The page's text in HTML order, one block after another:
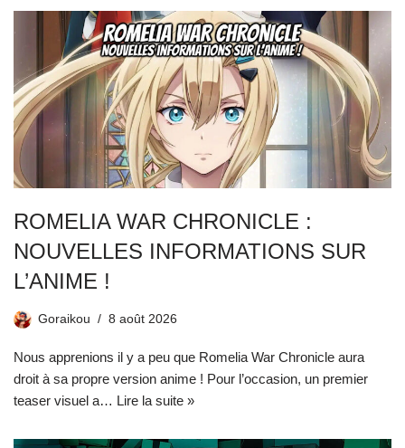
ROMELIA WAR CHRONICLE :
NOUVELLES INFORMATIONS SUR
L’ANIME !
Goraikou 8 août 2026
Nous apprenions il y a peu que Romelia War Chronicle aura
droit à sa propre version anime ! Pour l’occasion, un premier
teaser visuel a… Lire la suite »